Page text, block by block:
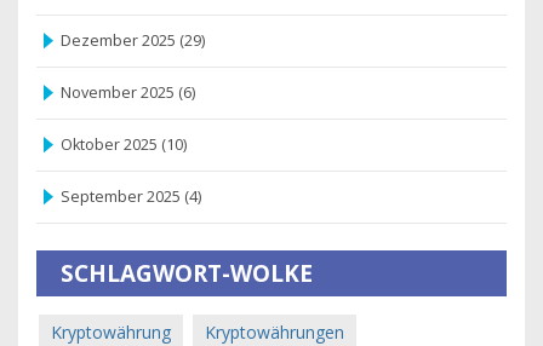
Dezember 2025 (29)
November 2025 (6)
Oktober 2025 (10)
September 2025 (4)
SCHLAGWORT-WOLKE
Kryptowährung Kryptowährungen